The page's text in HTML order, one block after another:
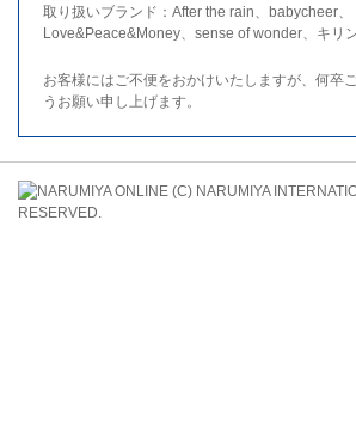
取り扱いブランド：After the rain、babycheer、
Love&Peace&Money、sense of wonder、キリ
お客様にはご不便をおかけいたしますが、何卒
うお願い申し上げます。